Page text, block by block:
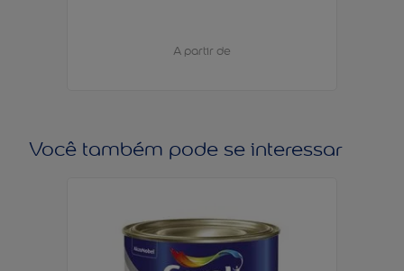
A partir de
Você também pode se interessar